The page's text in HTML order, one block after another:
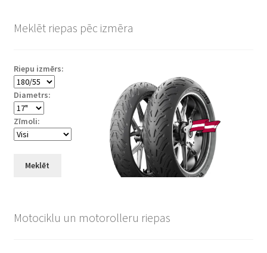
Meklēt riepas pēc izmēra
Riepu izmērs:
Diametrs:
Zīmoli:
Meklēt
Motociklu un motorolleru riepas